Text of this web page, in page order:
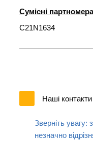
Сумісні
C21N1634
Наші контакти
Зверніть увагу:
незначно